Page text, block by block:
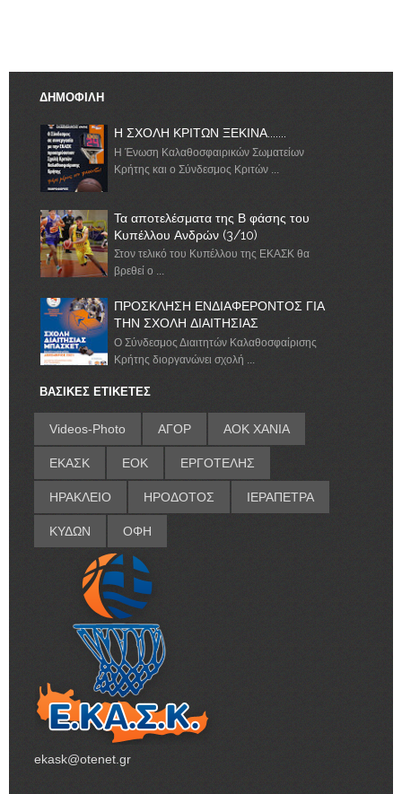
ΔΗΜΟΦΙΛΗ
Η ΣΧΟΛΗ ΚΡΙΤΩΝ ΞΕΚΙΝΑ.......
Η Ένωση Καλαθοσφαιρικών Σωματείων
Κρήτης και ο Σύνδεσμος Κριτών ...
Τα αποτελέσματα της Β φάσης του
Κυπέλλου Ανδρών (3/10)
Στον τελικό του Κυπέλλου της ΕΚΑΣΚ θα
βρεθεί ο ...
ΠΡΟΣΚΛΗΣΗ ΕΝΔΙΑΦΕΡΟΝΤΟΣ ΓΙΑ
ΤΗΝ ΣΧΟΛΗ ΔΙΑΙΤΗΣΙΑΣ
Ο Σύνδεσμος Διαιτητών Καλαθοσφαίρισης
Κρήτης διοργανώνει σχολή ...
ΒΑΣΙΚΕΣ ΕΤΙΚΕΤΕΣ
Videos-Photo ΑΓΟΡ ΑΟΚ ΧΑΝΙΑ
ΕΚΑΣΚ ΕΟΚ ΕΡΓΟΤΕΛΗΣ
ΗΡΑΚΛΕΙΟ ΗΡΟΔΟΤΟΣ ΙΕΡΑΠΕΤΡΑ
ΚΥΔΩΝ ΟΦΗ
ekask@otenet.gr